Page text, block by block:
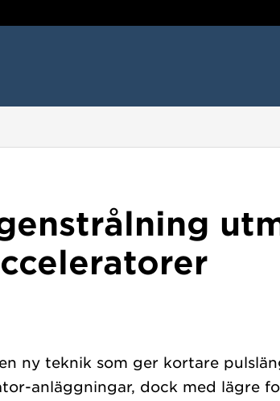
ny teknik som ger kortare
anläggningar, dock med lägre